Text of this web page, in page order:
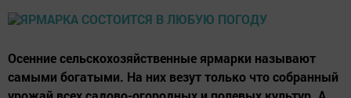
Осенние сельскохозяйственные ярмарки называют
самыми богатыми. На них везут только что собранный